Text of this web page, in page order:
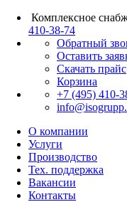
Комплексное
410-38-74
Обратный
Оставить
Скачать прайс
Корзина
+7 (495) 410-
О компании
Услуги
Производство
Тех. поддержка
Вакансии
Контакты